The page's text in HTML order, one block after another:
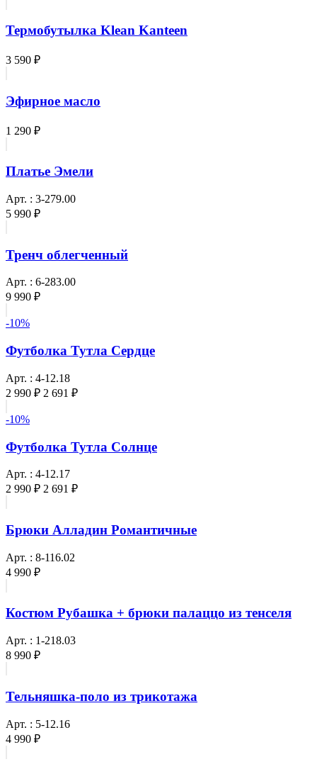
Термобутылка Klean Kanteen
3 590 ₽
Эфирное масло
1 290 ₽
Платье Эмели
Арт. : 3-279.00
5 990 ₽
Тренч облегченный
Арт. : 6-283.00
9 990 ₽
-10%
Футболка Тутла Сердце
Арт. : 4-12.18
2 990 ₽ 2 691 ₽
-10%
Футболка Тутла Солнце
Арт. : 4-12.17
2 990 ₽ 2 691 ₽
Брюки Алладин Романтичные
Арт. : 8-116.02
4 990 ₽
Костюм Рубашка + брюки палаццо из тенселя
Арт. : 1-218.03
8 990 ₽
Тельняшка-поло из трикотажа
Арт. : 5-12.16
4 990 ₽